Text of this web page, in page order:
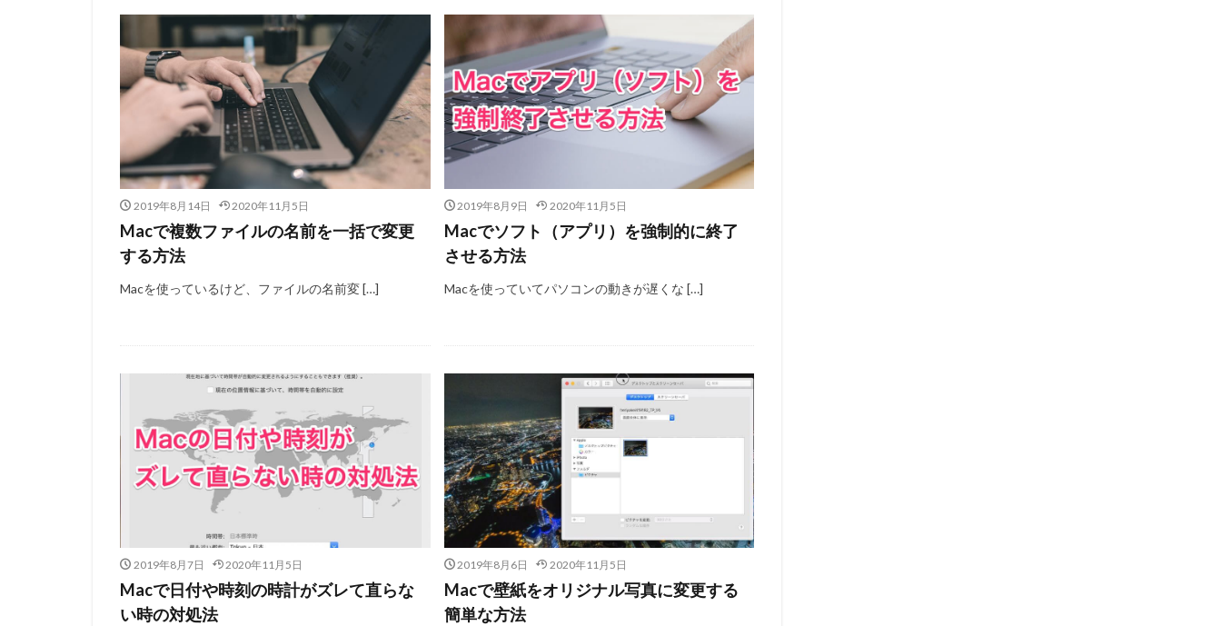
2019年8月14日 2020年11月5日
Macで複数ファイルの名前を一括で変更
する方法
Macを使っているけど、ファイルの名前変 […]
2019年8月9日 2020年11月5日
Macでソフト（アプリ）を強制的に終了
させる方法
Macを使っていてパソコンの動きが遅くな […]
2019年8月7日 2020年11月5日
Macで日付や時刻の時計がズレて直らな
い時の対処法
2019年8月6日 2020年11月5日
Macで壁紙をオリジナル写真に変更する
簡単な方法